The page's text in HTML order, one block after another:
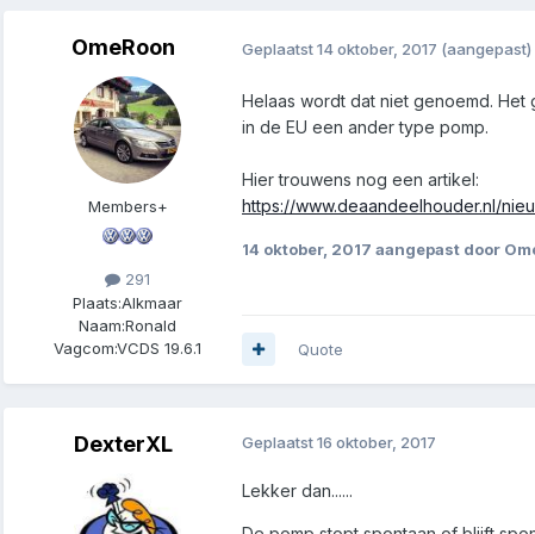
OmeRoon
Members+
291
Plaats:Alkmaar
Naam:Ronald
Vagcom:VCDS 19.6.1
Geplaatst14 oktober, 2017 (aangepast)
Helaas wordt dat niet genoemd.
in de EU een ander type pomp.
Hier trouwens nog een artikel:
https://www.deaandeelhouder.nl/
14 oktober, 2017 aangepast door
Quote
DexterXL Geplaatst16 oktober, 2017
Lekker dan......